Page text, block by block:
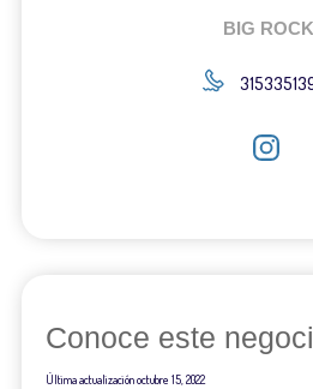
BIG ROCK
Conoce este
Última actualizaciónoctubre 15, 2022